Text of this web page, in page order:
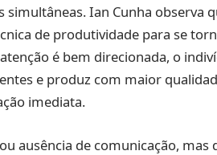
Ian Cunha observa
de produtividade para se
é bem direcionada, o
e produz com maior
imediata.
ausência de comunicação, mas